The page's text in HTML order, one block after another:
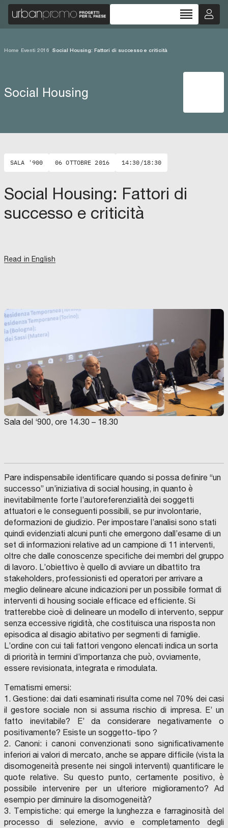
reorder
Home/ Eventi 2016/ Social Housing: Fattori di successo e criticità
Social Housing
SALA '900 06 OTTOBRE 2016 14:30/18:30
Social Housing: Fattori di
successo e criticità
Read in English
Sala del ‘900, ore 14.30 – 18.30
Pare indispensabile identificare quando si possa definire “un
successo” un’iniziativa di social housing, in quanto è
inevitabilmente forte l’autoreferenzialità dei soggetti
attuatori e le conseguenti possibili, se pur involontarie,
deformazioni de giudizio. Per impostare l’analisi sono stati
quindi evidenziati alcuni punti che emergono dall’esame di un
set di informazioni relative ad un campione di 11 interventi,
oltre che dalle conoscenze specifiche dei membri del gruppo
di lavoro. L’obiettivo è quello di avviare un dibattito tra
stakeholders, professionisti ed operatori per arrivare a
meglio delineare alcune indicazioni per un possibile format di
interventi di housing sociale efficace ed efficiente. Si
tratterebbe cioè di delineare un modello di intervento, seppur
senza eccessive rigidità, che costituisca una risposta non
episodica al disagio abitativo per segmenti di famiglie.
L’ordine con cui tali fattori vengono elencati indica un sorta
di priorità in termini d’importanza che può, ovviamente,
essere revisionata, integrata e rimodulata.
Tematismi emersi:
1. Gestione: dai dati esaminati risulta come nel 70% dei casi
il gestore sociale non si assuma rischio di impresa. E’ un
fatto inevitabile? E’ da considerare negativamente o
positivamente? Esiste un soggetto-tipo ?
2. Canoni: i canoni convenzionati sono significativamente
inferiori ai valori di mercato, anche se appare difficile (vista la
disomogeneità presente nei singoli interventi) quantificare le
quote relative. Su questo punto, certamente positivo, è
possibile intervenire per un ulteriore miglioramento? Ad
esempio per diminuire la disomogeneità?
3. Tempistiche: qui emerge la lunghezza e farraginosità del
processo di selezione, avvio e completamento degli